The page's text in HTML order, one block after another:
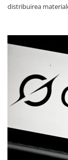
distribuirea